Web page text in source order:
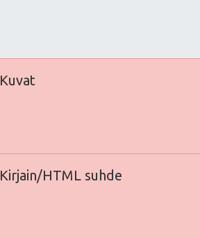
Kuvat
Kirjain/HTML suhde